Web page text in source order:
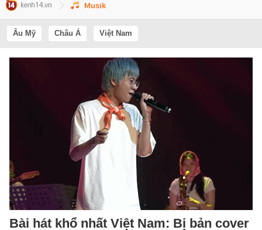
Musik
Âu Mỹ Châu Á Việt Nam
Bài hát khổ nhất Việt Nam: Bị bản cover